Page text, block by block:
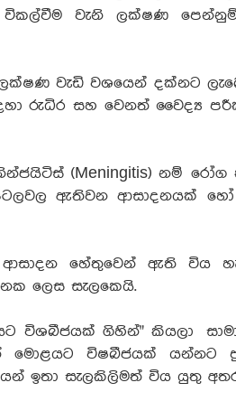
විකල්වීම වැනි ලක්ෂණ
වැඩි වශයෙන් දක්නට
රුධිර සහ වෙනත් වෛද්‍ය
(Meningitis) නම්
ඇතිවන ආසාදනයක් හෝ
හේතුවෙන් ඇති විය
ලෙස සැලකෙයි.
ගිහින්" කියලා
මොළයට විෂබීජයක් යන්නට
ඉතා සැලකිලිමත් විය යුතු